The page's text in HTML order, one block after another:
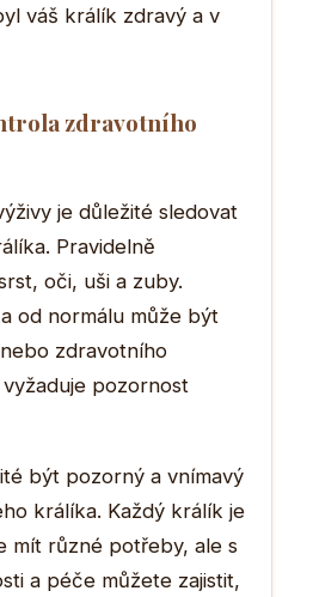
váš králík zdravý a v
zdravotního
je důležité sledovat
Pravidelně
oči, uši a zuby.
od normálu může být
zdravotního
pozornost
být pozorný a vnímavý
králíka. Každý králík je
mít různé potřeby, ale s
a péče můžete zajistit,